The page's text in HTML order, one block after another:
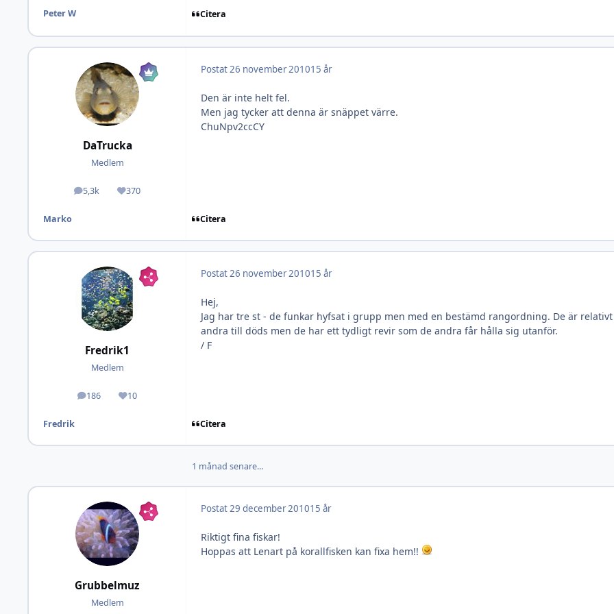
Peter W Citera
DaTrucka
Medlem
5,3k
Inlägg 370
Omdöme
Marko
Postat26 november 201015 år
Den är inte helt fel.
Men jag tycker att denna är snäppet värre.
ChuNpv2ccCY
Citera
Fredrik1
Medlem
186
Inlägg 10
Omdöme
Fredrik
Postat26 november 201015 år
Hej,
Jag har tre st - de funkar hyfsat i grupp men med en bestämd rangordning. De är
andra till döds men de har ett tydligt revir som de andra får hålla sig utanför.
/ F
Citera
1 månad senare...
Grubbelmuz
Medlem
Postat29 december 201015 år
Riktigt fina fiskar!
Hoppas att Lenart på korallfisken kan fixa hem!!